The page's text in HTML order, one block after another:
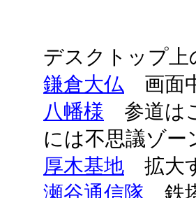
デスクトップ上
鎌倉大仏 画面
八幡様 参道は
には不思議ゾー
厚木基地 拡大
瀬谷通信隊 鉄